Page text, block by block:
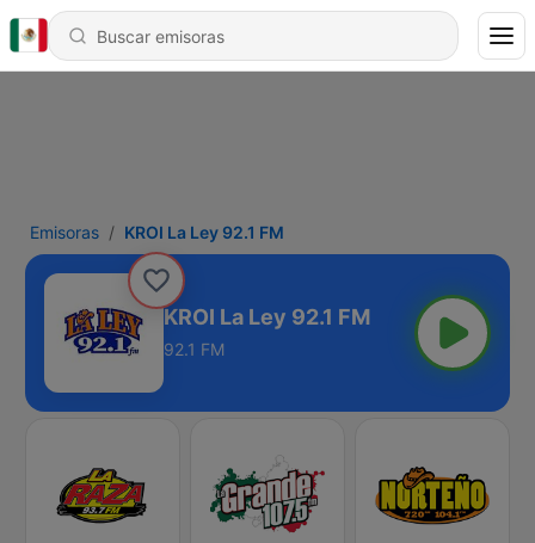
Emisoras KROI La Ley 92.1 FM
KROI La Ley 92.1 FM
92.1 FM